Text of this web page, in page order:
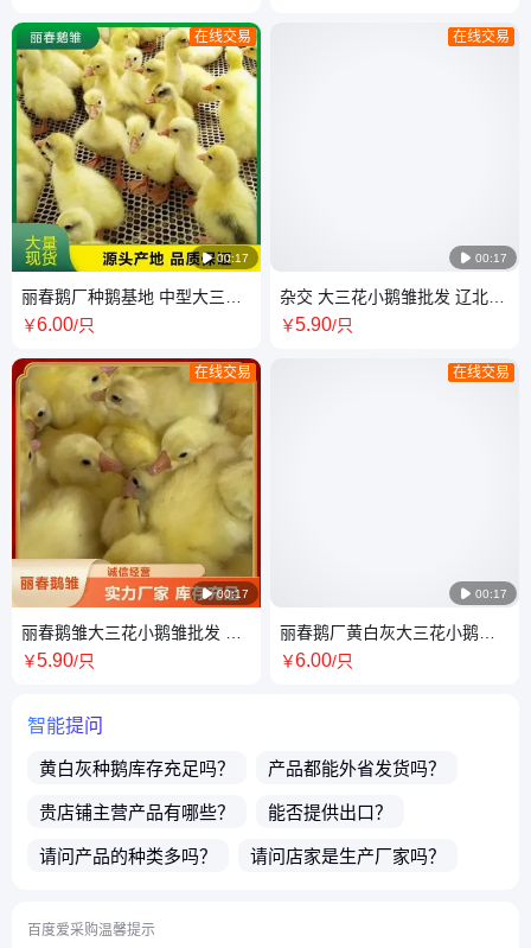
 00:17
在线交易
丽春鹅厂种鹅基地 中型大三花
小鹅苗 笼装批发零售
￥6.00/只
 00:17
在线交易
丽春鹅雏大三花小鹅雏批发 农
家圈养放养鹅小苗
￥5.90/只
 00:17
在线交易
杂交 大三花小鹅雏批发 辽北大
鹅 养殖基地直供 丽春种鹅厂
￥5.90/只
 00:17
在线交易
丽春鹅厂黄白灰大三花小鹅苗
65-75天速生 笼装批发
￥6.00/只
智能提问
黄白灰种鹅库存充足吗？ 产品都能外省发货吗？
贵店铺主营产品有哪些？ 能否提供出口？
请问产品的种类多吗？ 请问店家是生产厂家吗？
百度爱采购温馨提示